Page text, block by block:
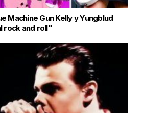
Machine Gun Kelly y Yungblud
rock and roll"